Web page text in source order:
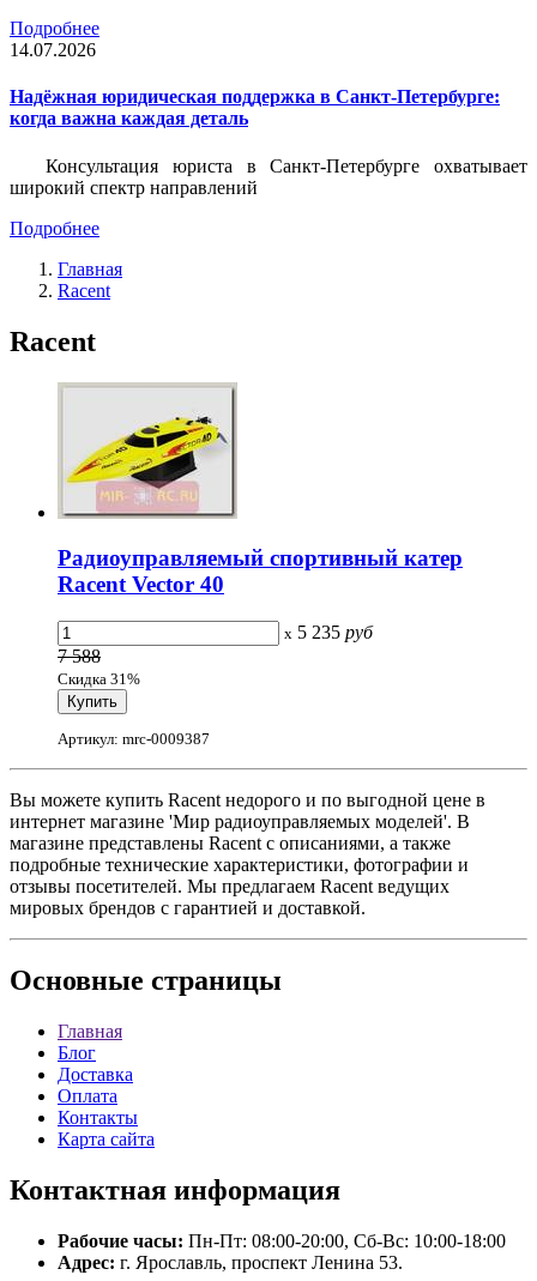
Подробнее
14.07.2026
Надёжная юридическая поддержка в Санкт-Петербурге:
когда важна каждая деталь
Консультация юриста в Санкт-Петербурге охватывает
широкий спектр направлений
Подробнее
Главная
Racent
Racent
Радиоуправляемый спортивный катер
Racent Vector 40
x 5 235 руб
7 588
Скидка 31%
Артикул: mrc-0009387
Вы можете купить Racent недорого и по выгодной цене в
интернет магазине 'Мир радиоуправляемых моделей'. В
магазине представлены Racent с описаниями, а также
подробные технические характеристики, фотографии и
отзывы посетителей. Мы предлагаем Racent ведущих
мировых брендов с гарантией и доставкой.
Основные страницы
Главная
Блог
Доставка
Оплата
Контакты
Карта сайта
Контактная информация
Рабочие часы: Пн-Пт: 08:00-20:00, Сб-Вс: 10:00-18:00
Адрес: г. Ярославль, проспект Ленина 53.